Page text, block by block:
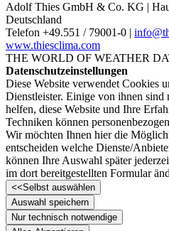
Adolf Thies GmbH & Co. KG |
Deutschland
Telefon +49.551 /­ 79001-0 |
www.thiesclima.com
THE WORLD OF WEATHER
Datenschutzeinstellungen
Diese Website verwendet Cookies
Dienstleister. Einige von ihnen sind
helfen, diese Website und Ihre
Techniken können
Wir möchten Ihnen hier die
entscheiden welche Dienste/­
können Ihre Auswahl später
im dort bereitgestellten Formular
<<Selbst auswählen
Auswahl speichern
Nur technisch notwendige